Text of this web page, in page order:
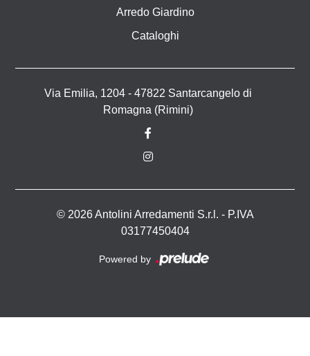
Arredo Giardino
Cataloghi
Via Emilia, 1204 - 47822 Santarcangelo di
Romagna (Rimini)
© 2026 Antolini Arredamenti S.r.l. - P.IVA
03177450404
Powered by